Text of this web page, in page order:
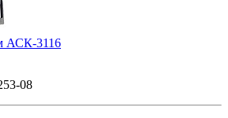
АСК-3116
08